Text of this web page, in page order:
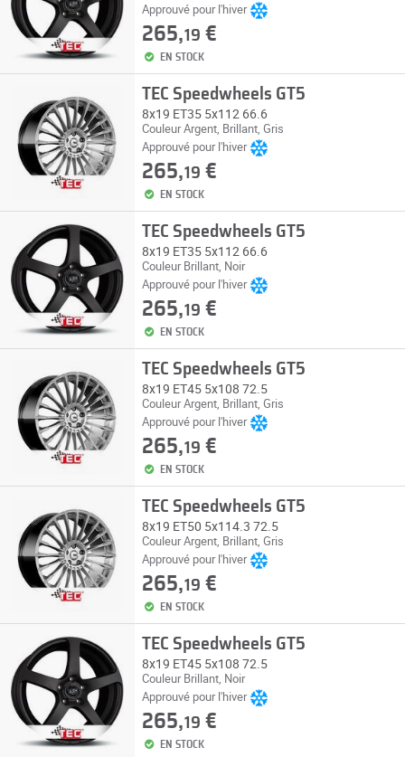
Approuvé pour l'hiver
265,19 €
EN STOCK
TEC Speedwheels GT5
8x19 ET35 5x112 66.6
Couleur Argent, Brillant, Gris
Approuvé pour l'hiver
265,19 €
EN STOCK
TEC Speedwheels GT5
8x19 ET35 5x112 66.6
Couleur Brillant, Noir
Approuvé pour l'hiver
265,19 €
EN STOCK
TEC Speedwheels GT5
8x19 ET45 5x108 72.5
Couleur Argent, Brillant, Gris
Approuvé pour l'hiver
265,19 €
EN STOCK
TEC Speedwheels GT5
8x19 ET50 5x114.3 72.5
Couleur Argent, Brillant, Gris
Approuvé pour l'hiver
265,19 €
EN STOCK
TEC Speedwheels GT5
8x19 ET45 5x108 72.5
Couleur Brillant, Noir
Approuvé pour l'hiver
265,19 €
EN STOCK